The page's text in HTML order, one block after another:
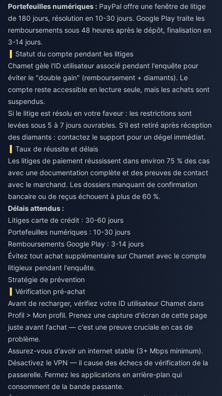
Portefeuilles numériques : PayPal offre une fenêtre de litige
de 180 jours, résolution en 10-30 jours. Google Play traite les
remboursements sous 48 heures après le dépôt, finalisation en
3-14 jours.
Statut du compte pendant les litiges
Chamet gèle l'ID utilisateur associé pendant l'enquête pour
éviter le "double gain" (remboursement + diamants). Le
compte reste accessible en lecture seule, mais les achats sont
suspendus.
Si le litige est résolu en votre faveur : les restrictions sont
levées sous 5 à 7 jours ouvrables. S'il est retiré après réception
des diamants : contactez le support pour un dégel immédiat.
Taux de réussite et délais
Les litiges de paiement réussissent dans environ 75 % des cas
avec une documentation complète et des preuves de contact
avec le marchand. Les dossiers manquant de confirmation
bancaire ou de reçus échouent à plus de 60 %.
Délais attendus :
Litiges carte de crédit : 30-60 jours
Portefeuilles numériques : 10-30 jours
Remboursements Google Play : 3-14 jours
Évitez tout achat supplémentaire sur Chamet avec le compte
litigieux pendant l'enquête.
Stratégie de prévention
Vérification pré-achat
Avant de recharger, vérifiez votre ID utilisateur Chamet dans
Profil > Mon profil. Prenez une capture d'écran de cette page
juste avant l'achat — c'est une preuve cruciale en cas de
problème.
Assurez-vous d'avoir un internet stable (3+ Mbps minimum).
Désactivez le VPN — il cause des échecs de vérification de la
passerelle. Fermez les applications en arrière-plan qui
consomment de la bande passante.